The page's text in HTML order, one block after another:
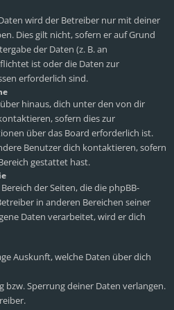
wird der Betreiber nur mit deiner
Dies gilt nicht, sofern er auf Grund
der Daten (z. B. an
ist oder die Daten zur
erforderlich sind.
hinaus, dich unter den von dir
sofern dies zur
über das Board erforderlich ist.
Benutzer dich kontaktieren, sofern
gestattet hast.
der Seiten, die die phpBB-
in anderen Bereichen seiner
Daten verarbeitet, wird er dich
Auskunft, welche Daten über dich
bzw. Sperrung deiner Daten verlangen.